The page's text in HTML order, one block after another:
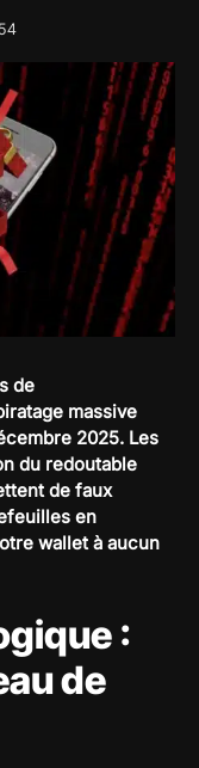
de
massive
2025. Les
du redoutable
de faux
en
wallet à aucun
:
de